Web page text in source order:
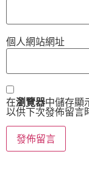
個人網站網址
在瀏覽器中儲存顯
以供下次發佈留言